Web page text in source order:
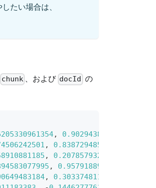
たい場合は、
chunk 、および docId の
, 0.9029438446296592
, 0.838729485096104
, 0.20785793220625592
, 0.95791889146345
, 0.30337481143159106